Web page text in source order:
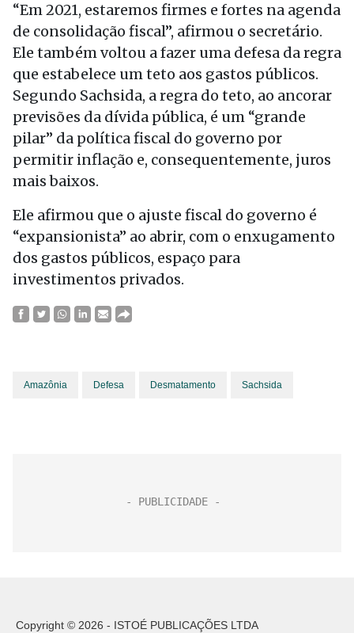
“Em 2021, estaremos firmes e fortes na agenda
de consolidação fiscal”, afirmou o secretário.
Ele também voltou a fazer uma defesa da regra
que estabelece um teto aos gastos públicos.
Segundo Sachsida, a regra do teto, ao ancorar
previsões da dívida pública, é um “grande
pilar” da política fiscal do governo por
permitir inflação e, consequentemente, juros
mais baixos.
Ele afirmou que o ajuste fiscal do governo é
“expansionista” ao abrir, com o enxugamento
dos gastos públicos, espaço para
investimentos privados.
Amazônia Defesa Desmatamento Sachsida
Copyright © 2026 - ISTOÉ PUBLICAÇÕES LTDA